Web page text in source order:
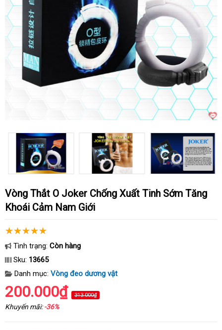
Vòng Thắt O Joker Chống Xuất Tinh Sớm Tăng
Khoái Cảm Nam Giới
Tình trạng: Còn hàng
Sku: 13665
Danh mục: Vòng đeo dương vật
200.000₫ 313.000₫
Khuyến mãi:-36%